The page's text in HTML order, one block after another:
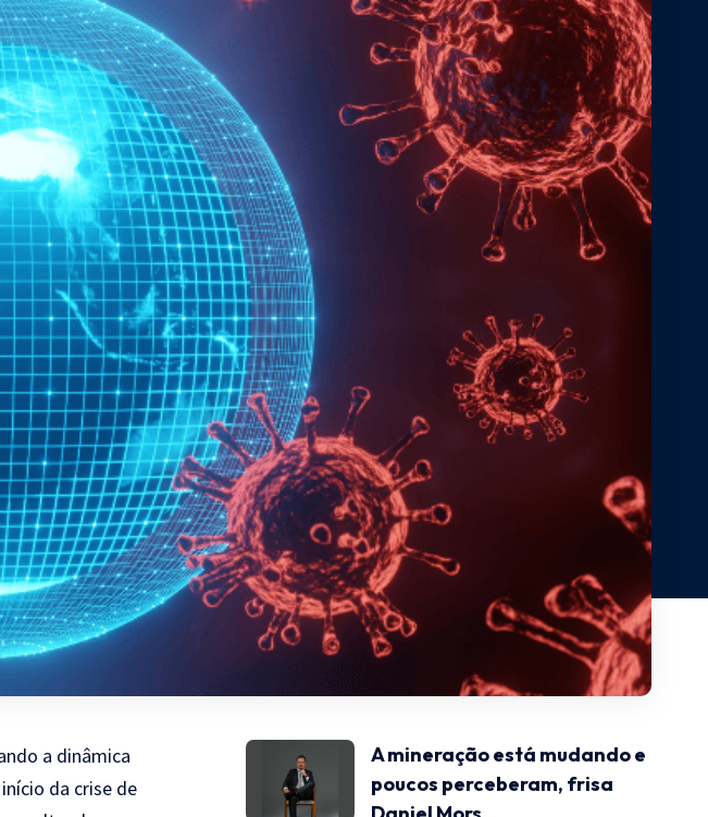
a dinâmica
da crise de
A mineração está mudando e
poucos perceberam, frisa